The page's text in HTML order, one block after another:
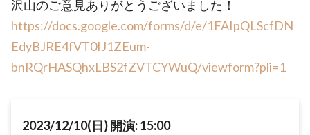
沢山のご意見ありがとうございました！
https://docs.google.com/forms/d/e/1FAIpQLScfDN
EdyBJRE4fVT0IJ1ZEum-
bnRQrHASQhxLBS2fZVTCYWuQ/viewform?pli=1
2023/12/10(日) 開演: 15:00